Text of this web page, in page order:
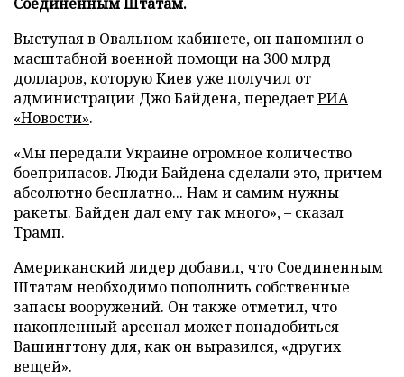
Выступая в Овальном кабинете, он напомнил о
масштабной военной помощи на 300 млрд
долларов, которую Киев уже получил от
администрации Джо Байдена, передаетРИА
«Новости».
«Мы передали Украине огромное количество
боеприпасов. Люди Байдена сделали это, причем
абсолютно бесплатно... Нам и самим нужны
ракеты. Байден дал ему так много», – сказал
Трамп.
Американский лидер добавил, что Соединенным
Штатам необходимо пополнить собственные
запасы вооружений. Он также отметил, что
накопленный арсенал может понадобиться
Вашингтону для, как он выразился, «других
вещей».